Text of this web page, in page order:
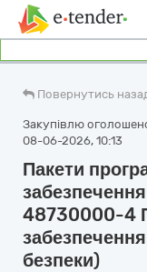
Повернутись
Закупівлю
08-06-2026, 10:13
Пакети
48730000-4
безпеки)